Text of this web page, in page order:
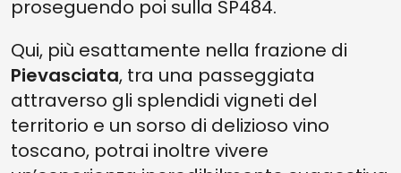
proseguendo poi sulla SP484.
Qui, più esattamente nella frazione di
Pievasciata, tra una passeggiata
attraverso gli splendidi vigneti del
territorio e un sorso di delizioso vino
toscano, potrai inoltre vivere